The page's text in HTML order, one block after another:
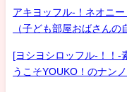
アキヨッフル-！ネオニ
（子ども部屋おばさんの
[ヨシヨシロッフル-！！-
うこそYOUKO！のナン